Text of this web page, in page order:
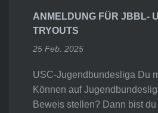
ANMELDUNG FÜR JBBL-
TRYOUTS
25 Feb. 2025
USC-Jugendbundesliga Du
Können auf
Beweis stellen? Dann bist